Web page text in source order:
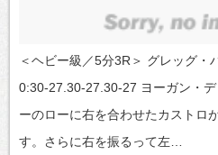
＜ヘビー級／5分3R＞ グレッグ・
0:30-27.30-27.30-27 ヨーガン・
ーのローに右を合わせたカストロ
す。さらに右を振るって左…